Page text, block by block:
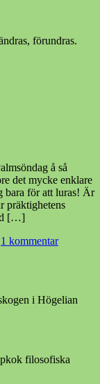
förundras.
å så
det mycke enklare
bara för att luras! Är
präktighetens
[…]
1 kommentar
i Högelian
filosofiska